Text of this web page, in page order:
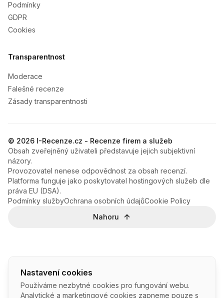
Nastavení cookies
Používáme nezbytné cookies pro fungování webu.
Analytické a marketingové cookies zapneme pouze s
Podmínky
GDPR
Cookies
Transparentnost
Moderace
Falešné recenze
Zásady transparentnosti
© 2026 I-Recenze.cz - Recenze firem a služeb
Obsah zveřejněný uživateli představuje jejich subjektivní
názory.
Provozovatel nenese odpovědnost za obsah recenzí.
Platforma funguje jako poskytovatel hostingových služeb dle
práva EU (DSA).
Podmínky službyOchrana osobních údajůCookie Policy
Nahoru